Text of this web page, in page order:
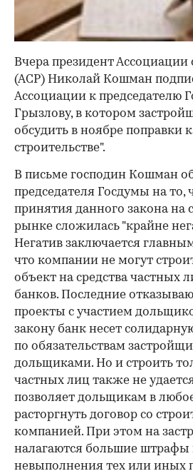
Вчера президент Ассоциации
(АСР) Николай Кошман
Ассоциации к председателю
Грызлову, в котором
обсудить в ноябре поправки
строительстве".
В письме господин Кошман
председателя Госдумы на то,
принятия данного закона на
рынке сложилась "крайне
Негатив заключается
что компании не могут
объект на средства частных
банков. Последние
проекты с участием
закону банк несет
по обязательствам
дольщиками. Но и строить
частных лиц также не
позволяет дольщикам в
расторгнуть договор со
компанией. При этом на
налагаются большие штрафы
невыполнения тех или иных